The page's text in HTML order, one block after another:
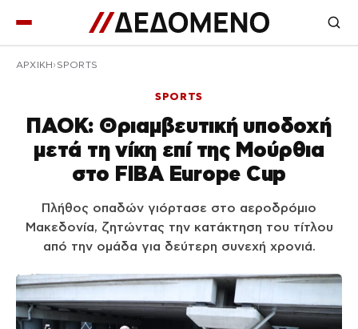
ΑΡΧΙΚΉ SPORTS
SPORTS
ΠΑΟΚ: Θριαμβευτική υποδοχή
μετά τη νίκη επί της Μούρθια
στο FIBA Europe Cup
Πλήθος οπαδών γιόρτασε στο αεροδρόμιο
Μακεδονία, ζητώντας την κατάκτηση του τίτλου
από την ομάδα για δεύτερη συνεχή χρονιά.